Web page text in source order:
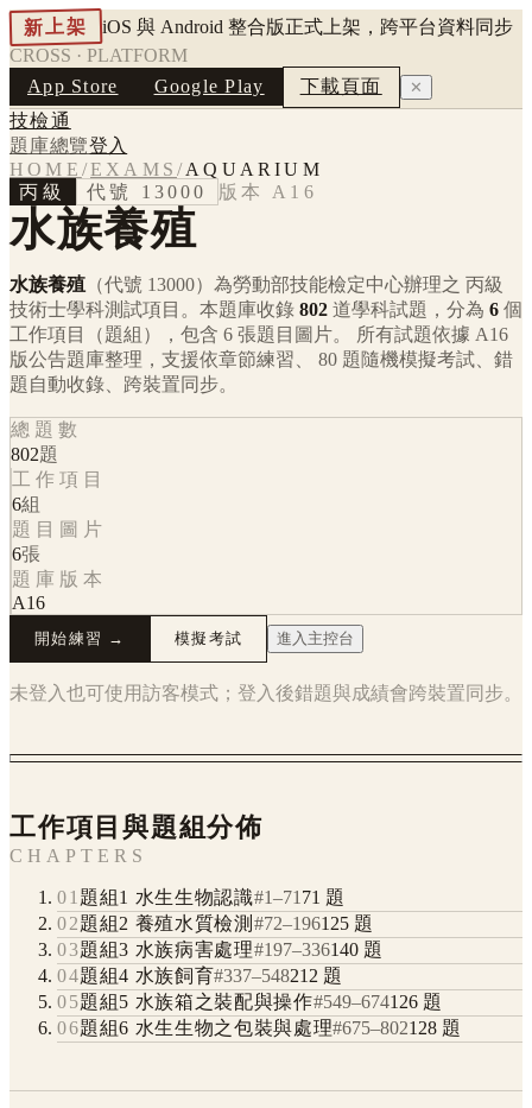
新上架
iOS 與 Android 整合版正式上架，跨平台資料同步
CROSS · PLATFORM
App Store
Google Play 下載頁面 ✕
技檢通
題庫總覽登入
HOME /EXAMS/AQUARIUM
丙級
代號 13000 版本 A16
水族養殖
水族養殖 （代號 13000） 為勞動部技能檢定中心辦理之 丙級
技術士學科測試項目。本題庫收錄 802 道學科試題，分為 6 個
工作項目（題組），包含 6 張題目圖片。 所有試題依據 A16
版公告題庫整理，支援依章節練習、 80 題隨機模擬考試、錯
題自動收錄、跨裝置同步。
總題數
802題
工作項目
6組
題目圖片
6張
題庫版本
A16
開始練習 → 模擬考試 進入主控台
未登入也可使用訪客模式；登入後錯題與成績會跨裝置同步。
工作項目與題組分佈
CHAPTERS
01 題組1 水生生物認識#1–71 71 題
02題組2 養殖水質檢測 #72–196125題
03題組3 水族病害處理#197–336140題
04題組4 水族飼育#337–548212 題
05題組5 水族箱之裝配與操作#549–674126題
06題組6 水生生物之包裝與處理#675–802128 題